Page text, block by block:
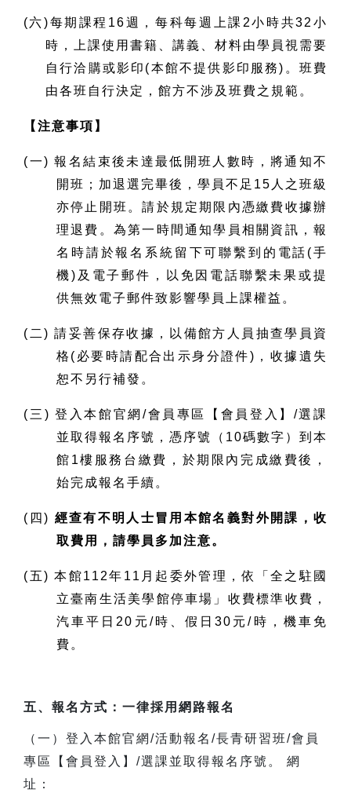
(六)每期課程16週，每科每週上課2小時共32小
時，上課使用書籍、講義、材料由學員視需要
自行洽購或影印(本館不提供影印服務)。班費
由各班自行決定，館方不涉及班費之規範。
【注意事項】
(一) 報名結束後未達最低開班人數時，將通知不
開班；加退選完畢後，學員不足15人之班級
亦停止開班。請於規定期限內憑繳費收據辦
理退費。為第一時間通知學員相關資訊，報
名時請於報名系統留下可聯繫到的電話(手
機)及電子郵件，以免因電話聯繫未果或提
供無效電子郵件致影響學員上課權益。
(二) 請妥善保存收據，以備館方人員抽查學員資
格(必要時請配合出示身分證件)，收據遺失
恕不另行補發。
(三) 登入本館官網/會員專區【會員登入】/選課
並取得報名序號，憑序號（10碼數字）到本
館1樓服務台繳費，於期限內完成繳費後，
始完成報名手續。
(四) 經查有不明人士冒用本館名義對外開課，收
取費用，請學員多加注意。
(五) 本館112年11月起委外管理，依「全之駐國
立臺南生活美學館停車場」收費標準收費，
汽車平日20元/時、假日30元/時，機車免
費。
五、報名方式：一律採用網路報名
（一）登入本館官網/活動報名/長青研習班/會員
專區【會員登入】/選課並取得報名序號。 網
址：